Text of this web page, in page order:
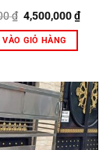
₫ Giá
gốc
là:
5,300,000 ₫.
4,500,000₫Giá
hiện
GIỎ HÀNG